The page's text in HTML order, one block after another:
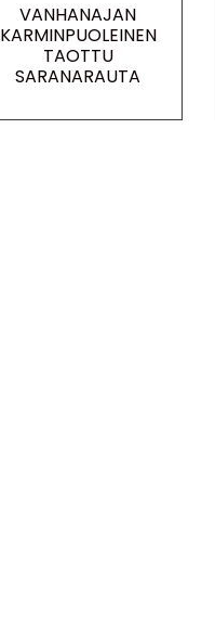
VANHANAJAN
KARMINPUOLEINEN
TAOTTU
SARANARAUTA